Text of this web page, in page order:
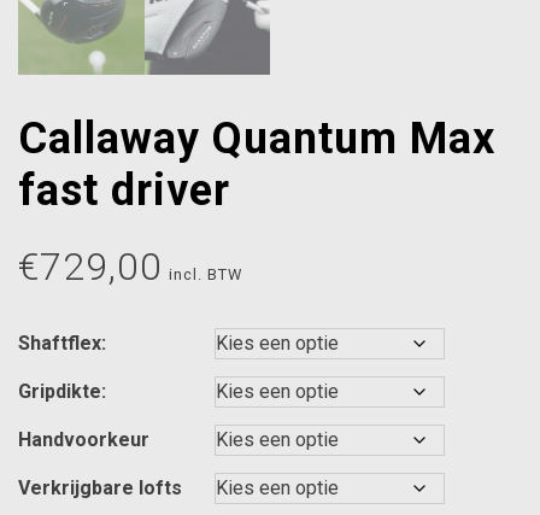
Callaway Quantum Max
fast driver
€729,00 incl. BTW
Shaftflex:
Gripdikte:
Handvoorkeur
Verkrijgbare lofts